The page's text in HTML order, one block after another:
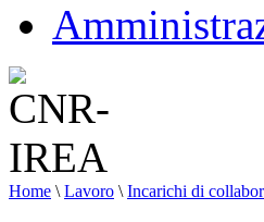
Home \ Lavoro \ Incarichi di